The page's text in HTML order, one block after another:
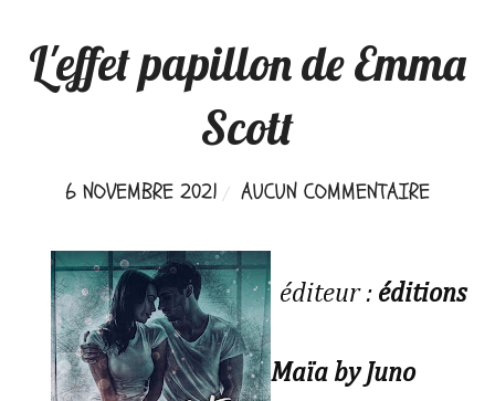
L'effet papillon de Emma
Scott
6 NOVEMBRE 2021 AUCUN COMMENTAIRE
éditeur : éditions
Maïa by Juno